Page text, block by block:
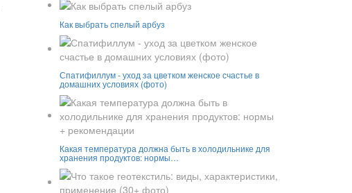
Как выбрать спелый арбуз
Спатифиллум - уход за цветком женское счастье в
домашних условиях (фото)
Какая температура должна быть в холодильнике для
хранения продуктов: нормы…